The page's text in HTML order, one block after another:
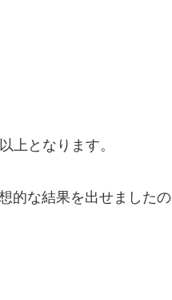
上となります。
的な結果を出せましたの